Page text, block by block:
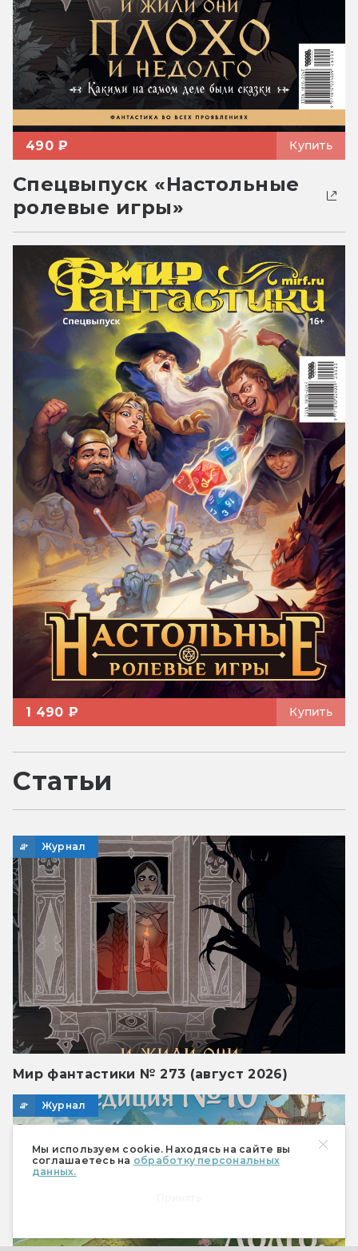
Мы используем cookie. Находясь на сайте вы
соглашаетесь на обработку персональных
данных.
490 ₽ Купить
Спецвыпуск «Настольные
ролевые игры»
1 490 ₽ Купить
Статьи
Журнал
Мир фантастики № 273 (август 2026)
Журнал